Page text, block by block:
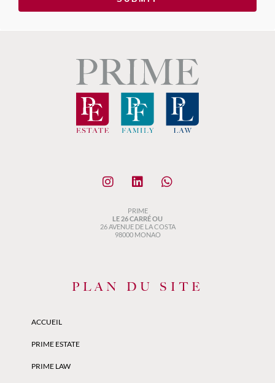
PRIME
LE 26 CARRÉ OU
26 AVENUE DE LA COSTA
98000 MONAO
PLAN DU SITE
ACCUEIL
PRIME ESTATE
PRIME LAW